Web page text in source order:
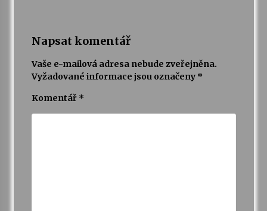
Napsat komentář
Vaše e-mailová adresa nebude zveřejněna.
Vyžadované informace jsou označeny *
Komentář *